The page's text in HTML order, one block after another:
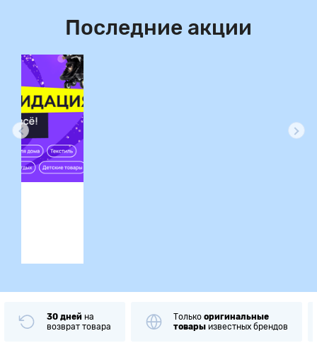
Последние акции
30 дней на
возврат товара
Только оригинальные
товары известных брендов